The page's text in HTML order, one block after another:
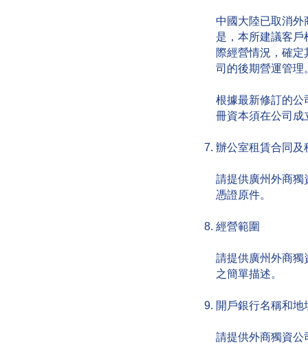
中國大陸已取消外
是，本所建議客
際經營情況，確定
司的後期營運管理
根據最新修訂的公
冊資本須在公司成
辦公室租賃合同及
請提供廣州外商獨
憑證原件。
經營範圍
請提供廣州外商獨
之簡單描述。
開戶銀行名稱和地
請提供外商獨資公